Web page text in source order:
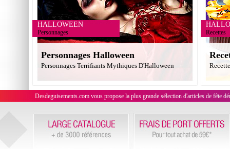
HALLOWEEN
Personnages
Personnages Halloween
Personnages Terrifiants Mythiques D'Halloween
Recettes
Desdeguisements.com vous propose la plus grande sélection d'articles de fête